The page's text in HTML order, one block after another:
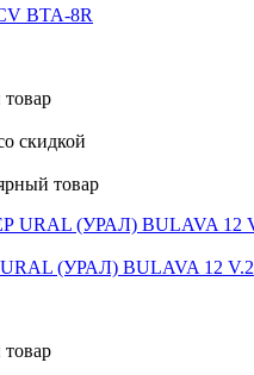
BTA-8R
скидкой
товар
(УРАЛ) BULAVA 12 V.2